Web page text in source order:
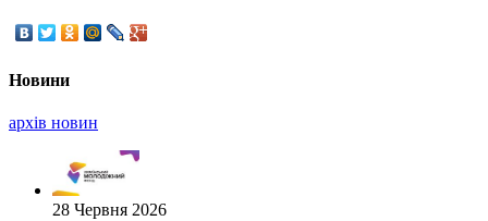
Новини
архiв новин
28 Червня 2026